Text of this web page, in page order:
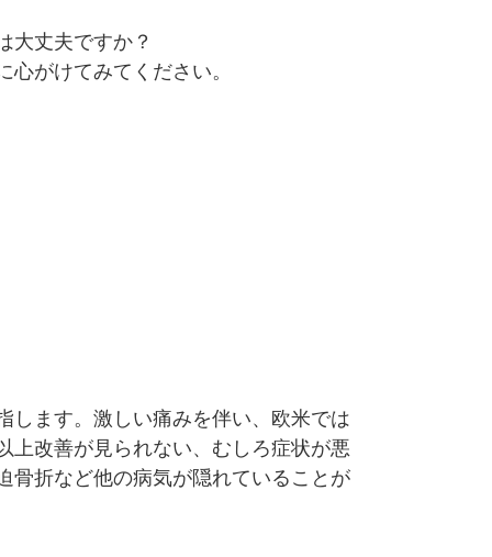
大丈夫ですか？
がけてみてください。
します。激しい痛みを伴い、欧米では
上改善が見られない、むしろ症状が悪
骨折など他の病気が隠れていることが